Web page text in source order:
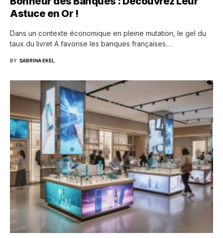
Astuce en Or !
Dans un contexte économique en pleine mutation, le gel du
taux du livret A favorise les banques françaises.…
BY SABRINA EKEL